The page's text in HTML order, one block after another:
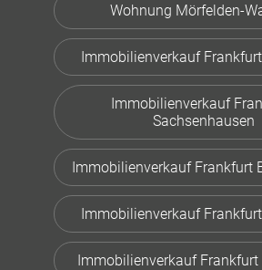
Wohnung Mörfelden-
Immobilienverkauf
Immobilienverkauf
Sachsenhausen
Immobilienverkauf Frankfurt
Immobilienverkauf
Immobilienverkauf Frankfurt